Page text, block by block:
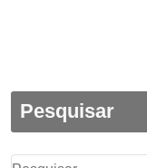
Pesquisar
Pesquisar